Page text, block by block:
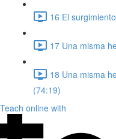
16 El
17 Una misma
18 Una misma
(74:19)
Teach online with